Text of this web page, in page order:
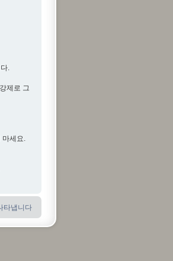
.
제로 그
마세요.
타냅니다